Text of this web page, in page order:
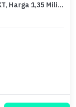
Rumah Favorit di Sutorejo, Surabaya, 3 KT, Harga 1,35 Miliar